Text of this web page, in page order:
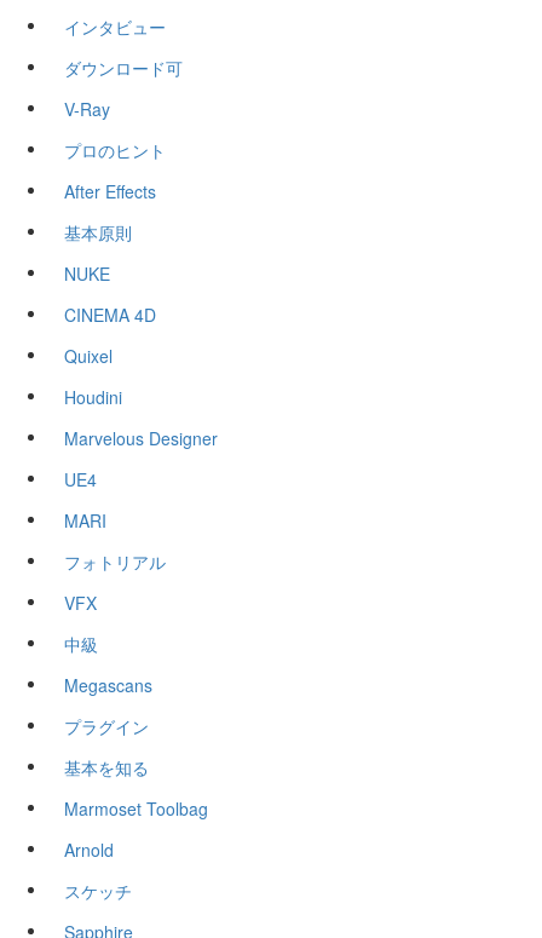
インタビュー
ダウンロード可
V-Ray
プロのヒント
After Effects
基本原則
NUKE
CINEMA 4D
Quixel
Houdini
Marvelous Designer
UE4
MARI
フォトリアル
VFX
中級
Megascans
プラグイン
基本を知る
Marmoset Toolbag
Arnold
スケッチ
Sapphire